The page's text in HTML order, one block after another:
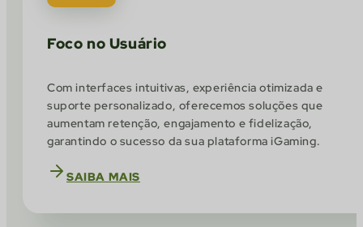
Foco no Usuário
Com interfaces intuitivas, experiência otimizada e
suporte personalizado, oferecemos soluções que
aumentam retenção, engajamento e fidelização,
garantindo o sucesso da sua plataforma iGaming.
SAIBA MAIS